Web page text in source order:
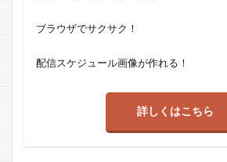
ブラウザでサクサク！
配信スケジュール画像が作れる！
詳しくはこちら